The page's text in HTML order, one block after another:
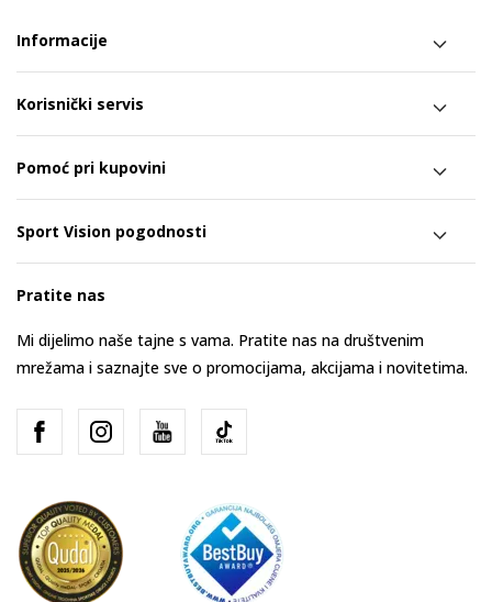
Informacije
Korisnički servis
Pomoć pri kupovini
Sport Vision pogodnosti
Pratite nas
Mi dijelimo naše tajne s vama. Pratite nas na društvenim
mrežama i saznajte sve o promocijama, akcijama i novitetima.